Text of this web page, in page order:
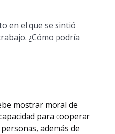
en el que se sintió
¿Cómo podría
mostrar moral de
para cooperar
además de